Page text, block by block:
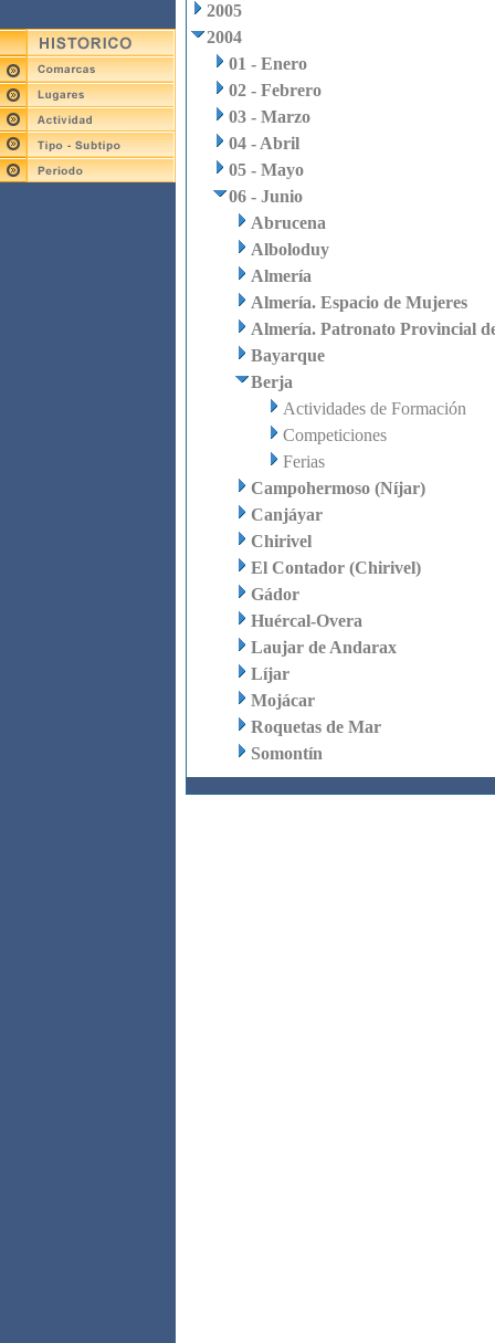
2005
2004
01 - Enero
02 - Febrero
03 - Marzo
04 - Abril
05 - Mayo
06 - Junio
Abrucena
Alboloduy
Almería
Almería. Espacio de Mujeres
Almería. Patronato Provincial
Bayarque
Berja
Actividades de Formación
Competiciones
Ferias
Campohermoso (Níjar)
Canjáyar
Chirivel
El Contador (Chirivel)
Gádor
Huércal-Overa
Laujar de Andarax
Líjar
Mojácar
Roquetas de Mar
Somontín